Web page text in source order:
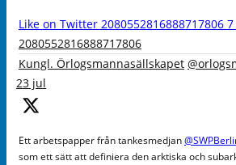
Like on Twitter 2080552816888717806 7
2080552816888717806
Kungl. Örlogsmannasällskapet
23 jul
Ett arbetspapper från tankesmedjan
som ett sätt att definiera den arktiska och